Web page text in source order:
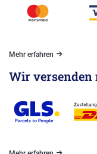
Mehr erfahren
Wir versenden